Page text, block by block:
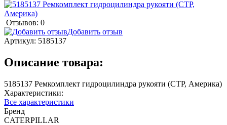
Отзывов: 0
Добавить отзыв
Артикул: 5185137
Описание товара:
5185137 Ремкомплект гидроцилиндра рукояти (CTP, Америка)
Характеристики:
Все характеристики
Бренд
CATERPILLAR